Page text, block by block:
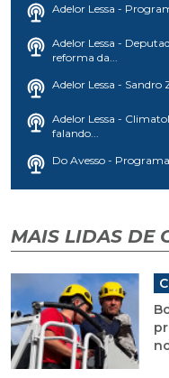
Adelor Lessa -
Adelor Lessa -
reforma da...
Adelor Lessa - Sandro
Adelor Lessa -
falando...
Do Avesso - Programa
MAIS LIDAS DE